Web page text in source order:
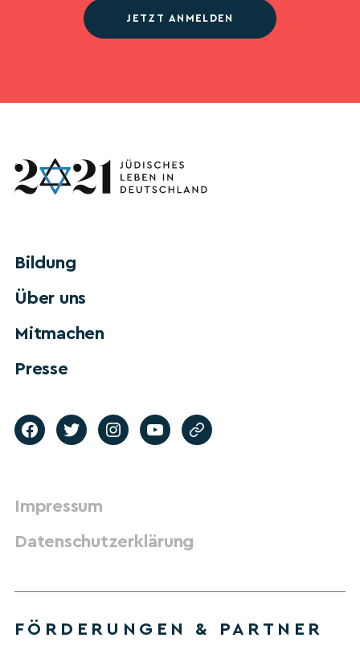
JETZT ANMELDEN
Bildung
Über uns
Mitmachen
Presse
Impressum
Datenschutzerklärung
FÖRDERUNGEN & PARTNER